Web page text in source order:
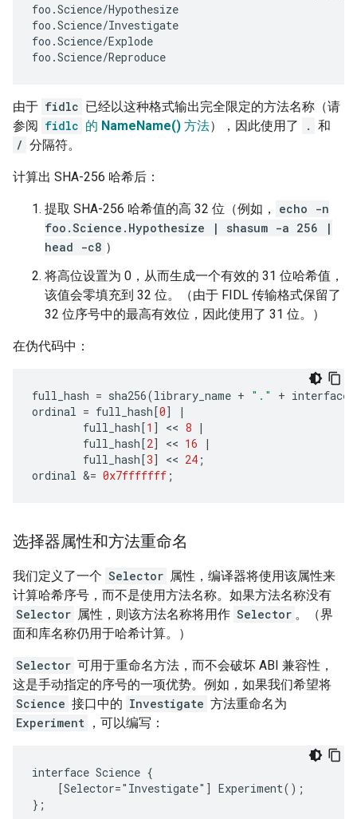
foo.Science/Hypothesize
foo.Science/Investigate
foo.Science/Explode
由于 fidlc 已经以这种格式输出完全限定的方法名称（请
参阅 fidlc 的 NameName() 方法），因此使用了 . 和
/ 分隔符。
计算出 SHA-256 哈希后：
提取 SHA-256 哈希值的高 32 位（例如，
echo -n
foo.Science.Hypothesize | shasum -a 256 |
head -c8 ）
将高位设置为 0，从而生成一个有效的 31 位哈希值，
该值会零填充到 32 位。（由于 FIDL 传输格式保留了
32 位序号中的最高有效位，因此使用了 31 位。）
在伪代码中：
full_hash = sha256(library_name + "." +
ordinal = full_hash[0]
|
full_hash[1 ] << 8 |
full_hash[2] << 16
|
full_hash[3] << 24 ;
ordinal &= 0x7fffffff ;
选择器属性和方法重命名
我们定义了一个 Selector 属性，编译器将使用该属性来
计算哈希序号，而不是使用方法名称。如果方法名称没有
Selector 属性，则该方法名称将用作 Selector 。（界
面和库名称仍用于哈希计算。）
Selector 可用于重命名方法，而不会破坏 ABI 兼容性，
这是手动指定的序号的一项优势。例如，如果我们希望将
Science 接口中的 Investigate 方法重命名为
Experiment
，可以编写：
interface Science {
    [Selector="Investigate"] Experiment();